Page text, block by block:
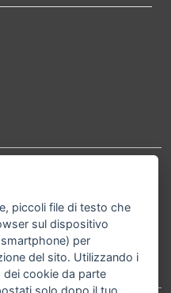
6 - 40124
Cod. IBAN: IT 88 R
piccoli file di testo che
sul dispositivo
per
del sito. Utilizzando i
cookie da parte
solo dopo il tuo